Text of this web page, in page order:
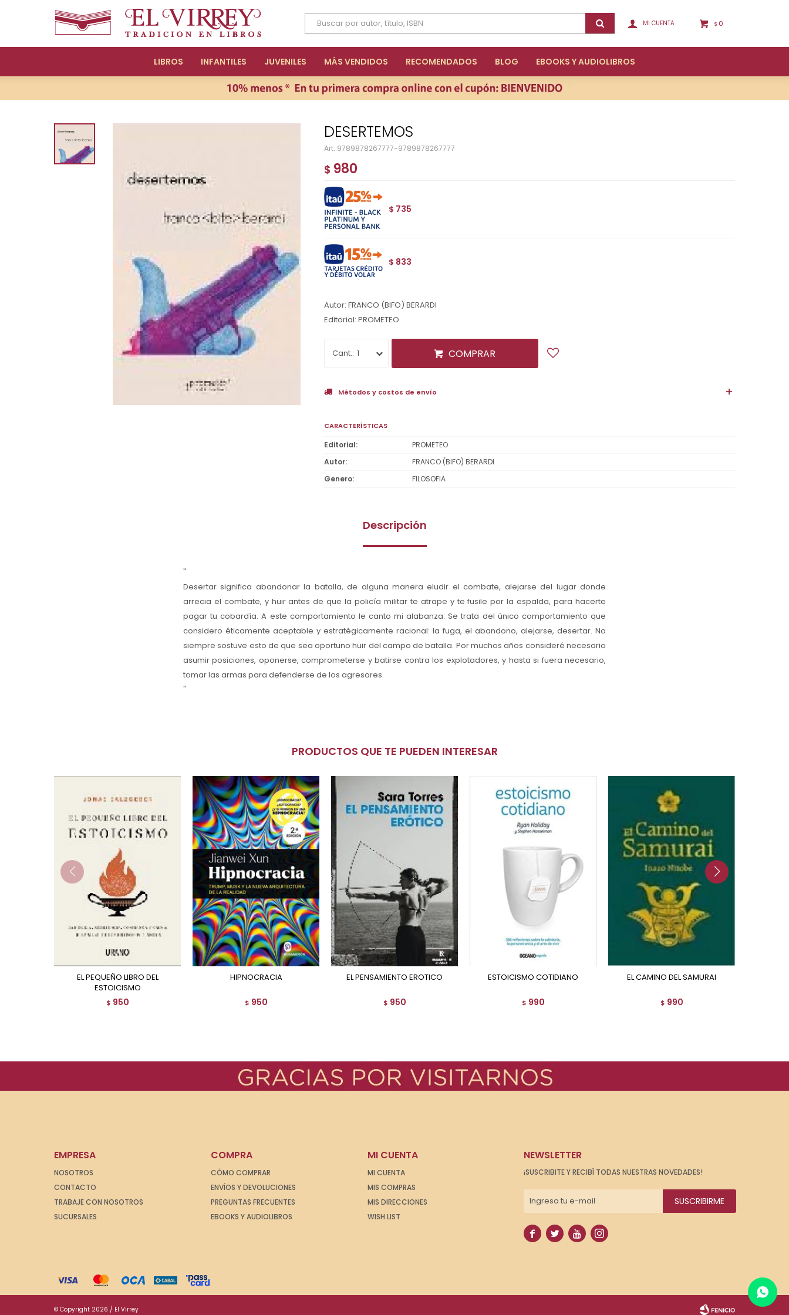
LIBROS INFANTILES JUVENILES MÁS VENDIDOS RECOMENDADOS BLOG EBOOKS Y AUDIOLIBROS
$ 0
DESERTEMOS
9789878267777-9789878267777
$ 980
$ 735
$ 833
Autor: FRANCO (BIFO) BERARDI
Editorial: PROMETEO
1 COMPRAR
Métodos y costos de envío
CARACTERÍSTICAS
Editorial
PROMETEO
Autor
FRANCO (BIFO) BERARDI
Genero
FILOSOFIA
Descripción
"
Desertar significa abandonar la batalla, de alguna manera eludir el combate, alejarse del lugar donde
arrecia el combate, y huir antes de que la policía militar te atrape y te fusile por la espalda, para hacerte
pagar tu cobardía. A este comportamiento le canto mi alabanza. Se trata del único comportamiento que
considero éticamente aceptable y estratégicamente racional: la fuga, el abandono, alejarse, desertar. No
siempre sostuve esto de que sea oportuno huir del campo de batalla. Por muchos años consideré necesario
asumir posiciones, oponerse, comprometerse y batirse contra los explotadores, y hasta si fuera necesario,
tomar las armas para defenderse de los agresores.
"
PRODUCTOS QUE TE PUEDEN INTERESAR
EL PEQUEÑO LIBRO DEL
ESTOICISMO
$ 950
HIPNOCRACIA
$ 950
EL PENSAMIENTO EROTICO
$ 950
ESTOICISMO COTIDIANO
$ 990
EL CAMINO DEL SAMURAI
$ 990
EMPRESA
NOSOTROS
CONTACTO
TRABAJE CON NOSOTROS
SUCURSALES
COMPRA
CÓMO COMPRAR
ENVÍOS Y DEVOLUCIONES
PREGUNTAS FRECUENTES
EBOOKS Y AUDIOLIBROS
MI CUENTA
MI CUENTA
MIS COMPRAS
MIS DIRECCIONES
WISH LIST
NEWSLETTER
¡SUSCRIBITE Y RECIBÍ TODAS NUESTRAS NOVEDADES!
SUSCRIBIRME
   
© Copyright 2026 / El Virrey